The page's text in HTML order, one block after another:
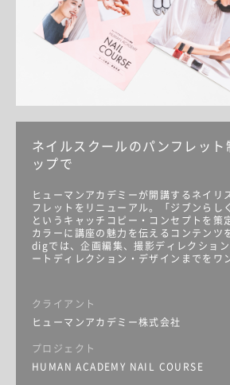
ネイルスクールのパンフレット
ップで
ヒューマンアカデミーが開講するネイリ
フレットをリニューアル。「ジブンらし
というキャッチコピー・コンセプトを策
カラーに講座の魅力を伝えるコンテンツ
digでは、企画編集、撮影ディレクショ
ートディレクション・デザインまでをワ
クライアント
ヒューマンアカデミー株式会社
プロジェクト
HUMAN ACADEMY NAIL COURSE